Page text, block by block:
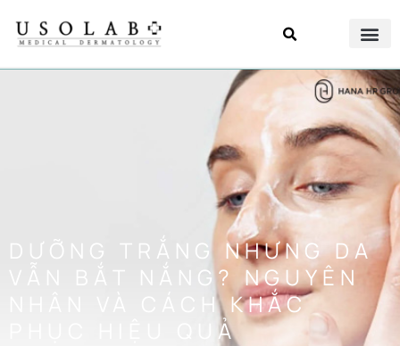
DƯỠNG TRẮNG NHƯNG DA
VẪN BẮT NẮNG? NGUYÊN
NHÂN VÀ CÁCH KHẮC
PHỤC HIỆU QUẢ